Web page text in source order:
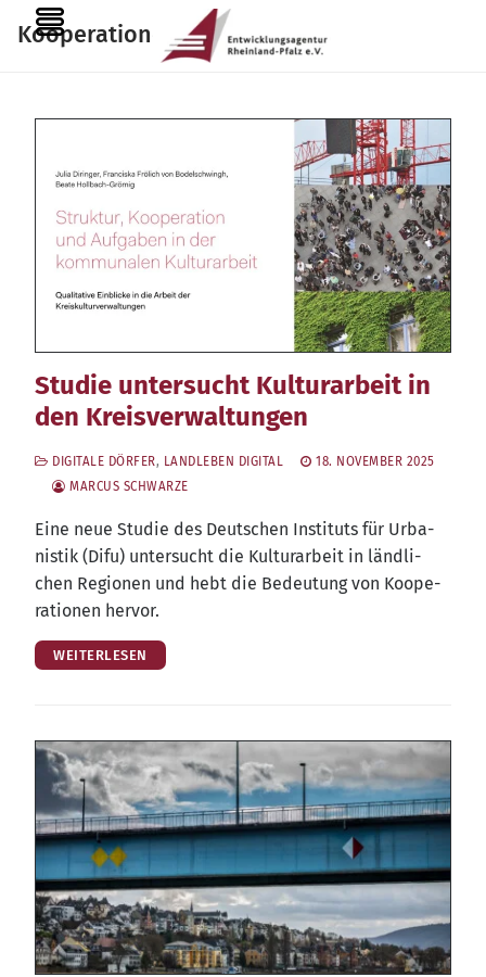
Inhalt
Kooperationen
Studie untersucht Kulturarbeit in
den Kreisverwaltungen
DIGITALE DÖRFER, LANDLEBEN DIGITAL
18. NOVEMBER 2025
MARCUS SCHWARZE
Eine neue Stu­die des Deut­schen Insti­tuts für Urba­
nis­tik (Difu) unter­sucht die Kul­tur­ar­beit in länd­li­
chen Regio­nen und hebt die Bedeu­tung von Koope­
ra­tio­nen hervor.
WEITERLESEN
MENU